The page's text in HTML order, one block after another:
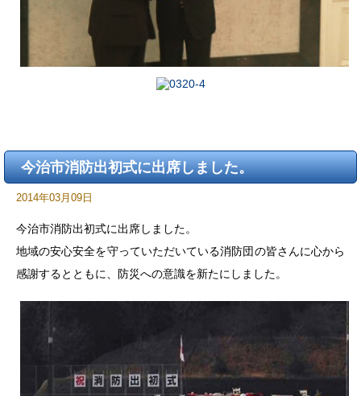
今治市消防出初式に出席しました。
2014年03月09日
今治市消防出初式に出席しました。
地域の安心安全を守っていただいている消防団の皆さんに心から
感謝するとともに、防災への意識を新たにしました。